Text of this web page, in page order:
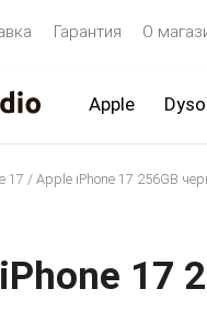
Гарантия О
Apple
17 / Apple iPhone 17 256GB
17